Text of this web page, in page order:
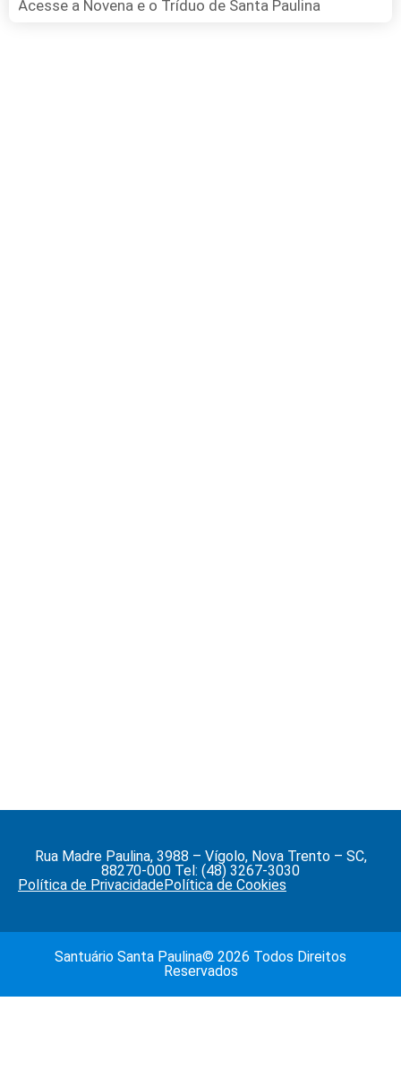
Acesse a Novena e o Tríduo de Santa Paulina
Rua Madre Paulina, 3988 – Vígolo, Nova Trento – SC,
88270-000 Tel: (48) 3267-3030
Política de PrivacidadePolítica de Cookies
Santuário Santa Paulina© 2026 Todos Direitos
Reservados